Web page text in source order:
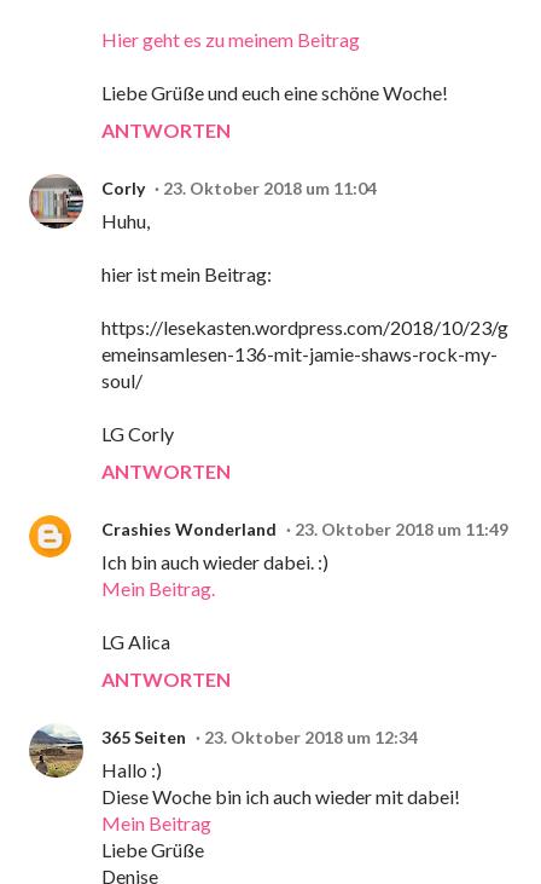
Hier geht es zu meinem Beitrag
Liebe Grüße und euch eine schöne Woche!
ANTWORTEN
Corly 23. Oktober 2018 um 11:04
Huhu,
hier ist mein Beitrag:
https://lesekasten.wordpress.com/2018/10/23/g
emeinsamlesen-136-mit-jamie-shaws-rock-my-
soul/
LG Corly
ANTWORTEN
Crashies Wonderland 23. Oktober 2018 um 11:49
Ich bin auch wieder dabei. :)
Mein Beitrag.
LG Alica
ANTWORTEN
365 Seiten 23. Oktober 2018 um 12:34
Hallo :)
Diese Woche bin ich auch wieder mit dabei!
Mein Beitrag
Liebe Grüße
Denise